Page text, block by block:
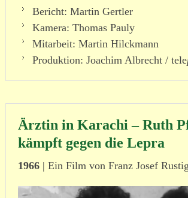
Bericht: Martin Gertler
Kamera: Thomas Pauly
Mitarbeit: Martin Hilckmann
Produktion: Joachim Albrecht / tele
Ärztin in Karachi – Ruth
kämpft gegen die Lepra
1966| Ein Film von Franz Josef